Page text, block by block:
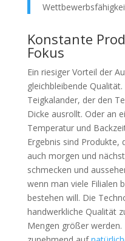
Konstante
Fokus
Ein riesiger Vorteil der
gleichbleibende
Teigkalander, der den
Dicke ausrollt. Oder an
Temperatur und
Ergebnis sind Produkte,
auch morgen und
schmecken und
wenn man viele Filialen
bestehen will. Die
handwerkliche Qualität
Mengen größer